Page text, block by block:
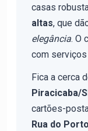
casas
altas, que
elegância. O
com serviços
Fica a cerca
Piracicaba/
cartões-
Rua do Porto